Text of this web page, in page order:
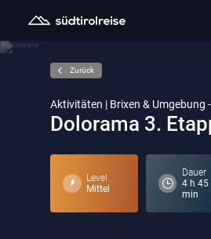
Zurück
Aktivitäten | Brixen & Umgebung
Dolorama 3.
Level
Mittel
Dauer
4 h 45
min